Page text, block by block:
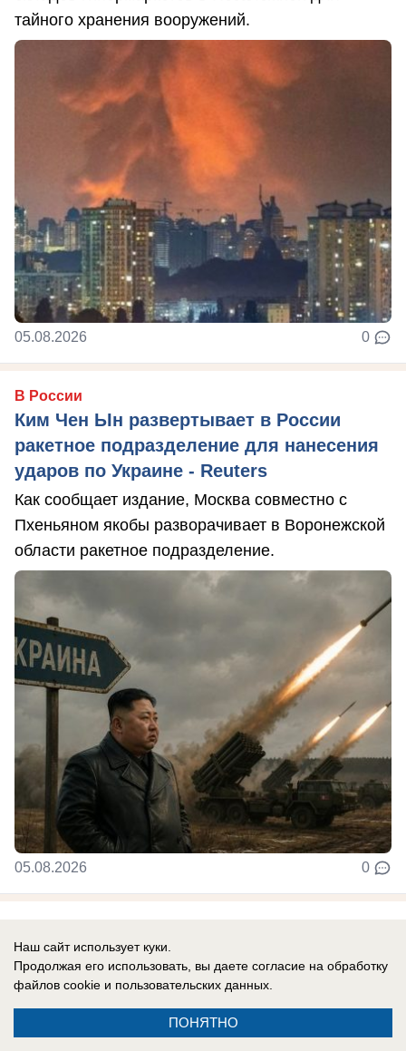
тайного хранения вооружений.
05.08.2026 0
В России
Ким Чен Ын развертывает в России
ракетное подразделение для нанесения
ударов по Украине - Reuters
Как сообщает издание, Москва совместно с
Пхеньяном якобы разворачивает в Воронежской
области ракетное подразделение.
05.08.2026 0
Новости СВО: удар по логистике в
Киевской области, атакован склад
устроили бой из-за дезертирства
Наш сайт использует куки.
Продолжая его использовать, вы даете согласие на обработку
файлов cookie и пользовательских данных.
ПОНЯТНО